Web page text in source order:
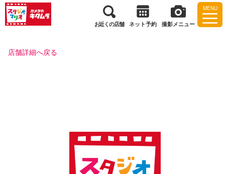
MENU
お近くの店舗 ネット予約 撮影メニュー
店舗詳細へ戻る